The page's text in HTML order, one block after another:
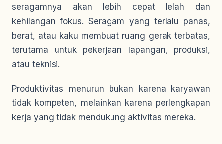
seragamnya akan lebih cepat lelah dan
kehilangan fokus. Seragam yang terlalu panas,
berat, atau kaku membuat ruang gerak terbatas,
terutama untuk pekerjaan lapangan, produksi,
atau teknisi.
Produktivitas menurun bukan karena karyawan
tidak kompeten, melainkan karena perlengkapan
kerja yang tidak mendukung aktivitas mereka.